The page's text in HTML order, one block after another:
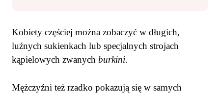
Kobiety częściej można zobaczyć w długich,
luźnych sukienkach lub specjalnych strojach
kąpielowych zwanych burkini.
Mężczyźni też rzadko pokazują się w samych